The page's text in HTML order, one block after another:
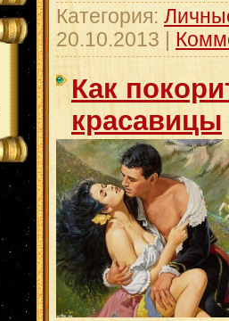
Категория:
20.10.2013
Как
красавицы